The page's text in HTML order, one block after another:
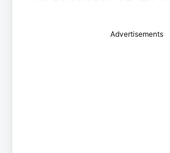
Advertisements